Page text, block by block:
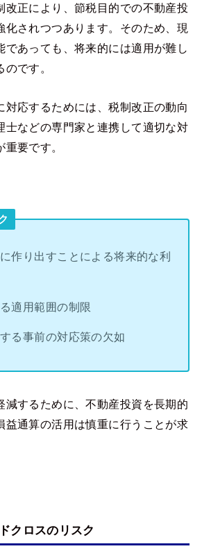
改正により、節税目的での不動産投
化されつつあります。そのため、現
であっても、将来的には適用が難し
です。
対応するためには、税制改正の動向
士などの専門家と連携して適切な対
要です。
作り出すことによる将来的な利
適用範囲の制限
る事前の対応策の欠如
減するために、不動産投資を長期的
益通算の活用は慎重に行うことが求
クロスのリスク